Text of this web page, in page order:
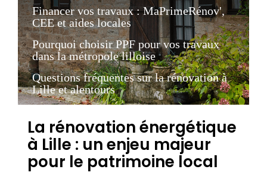
Financer vos travaux : MaPrimeRénov',
CEE et aides locales
Pourquoi choisir PPF pour vos travaux
dans la métropole lilloise
Questions fréquentes sur la rénovation à
Lille et alentours
La rénovation énergétique
à Lille : un enjeu majeur
pour le patrimoine local